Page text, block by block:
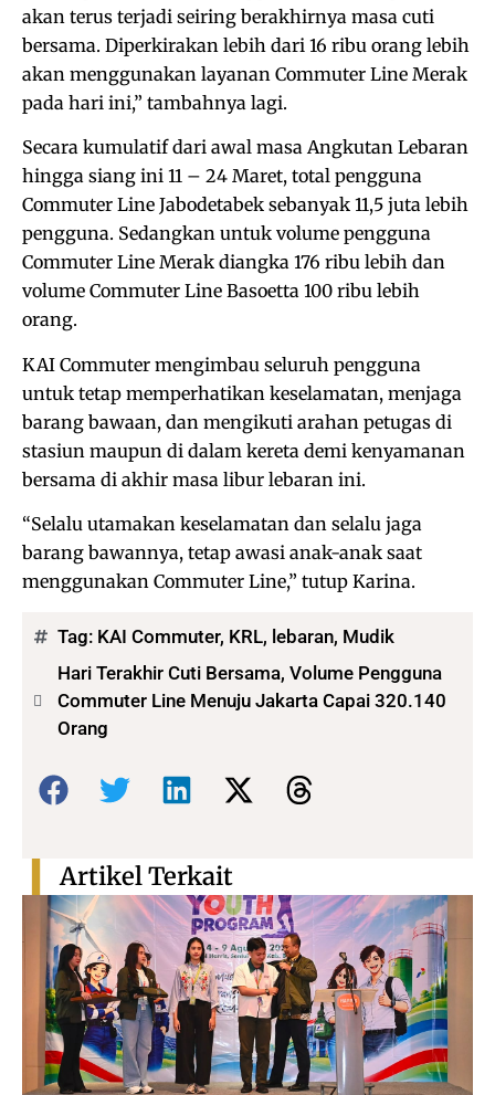
akan terus terjadi seiring berakhirnya masa cuti
bersama. Diperkirakan lebih dari 16 ribu orang lebih
akan menggunakan layanan Commuter Line Merak
pada hari ini,” tambahnya lagi.
Secara kumulatif dari awal masa Angkutan Lebaran
hingga siang ini 11 – 24 Maret, total pengguna
Commuter Line Jabodetabek sebanyak 11,5 juta lebih
pengguna. Sedangkan untuk volume pengguna
Commuter Line Merak diangka 176 ribu lebih dan
volume Commuter Line Basoetta 100 ribu lebih
orang.
KAI Commuter mengimbau seluruh pengguna
untuk tetap memperhatikan keselamatan, menjaga
barang bawaan, dan mengikuti arahan petugas di
stasiun maupun di dalam kereta demi kenyamanan
bersama di akhir masa libur lebaran ini.
“Selalu utamakan keselamatan dan selalu jaga
barang bawannya, tetap awasi anak-anak saat
menggunakan Commuter Line,” tutup Karina.
Tag: KAI Commuter, KRL, lebaran, Mudik
Hari Terakhir Cuti Bersama, Volume Pengguna
Commuter Line Menuju Jakarta Capai 320.140
Orang
Bagikan:
Artikel Terkait